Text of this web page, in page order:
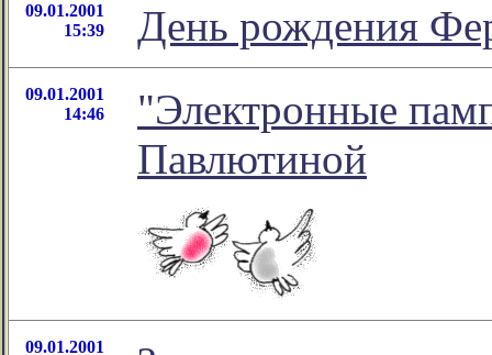
09.01.2001
15:39
День рождения
09.01.2001
14:46
"Электронные
Павлютиной
09.01.2001